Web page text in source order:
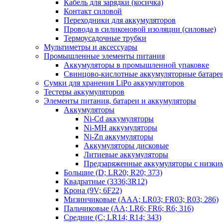
Кабель для зарядки (косичка)
Контакт силовой
Переходники для аккумуляторов
Провода в силиконовой изоляции (силовые)
Термоусадочные трубки
Мультиметры и аксессуары
Промышленные элементы питания
Аккумуляторы в промышленной упаковке
Свинцово-кислотные аккумуляторные
Сумки для хранения LiPo аккумуляторов
Тестеры аккумуляторов
Элементы питания, батареи и аккумуляторы
Аккумуляторы
Ni-Cd аккумуляторы
Ni-MH аккумуляторы
Ni-Zn аккумуляторы
Аккумуляторы дисковые
Литиевые аккумуляторы
Предзаряженные аккумуляторы с
Большие (D; LR20; R20; 373)
Квадратные (3336;3R12)
Крона (9V; 6F22)
Мизинчиковые (AAA; LR03; FR03; R03; 286)
Пальчиковые (AA; LR6; FR6; R6; 316)
Средние (C; LR14; R14; 343)